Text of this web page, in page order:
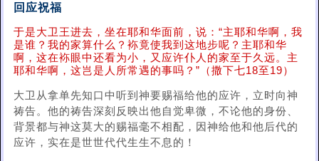
回应祝福
于是大卫王进去，坐在耶和华面前，说：“主耶和华啊，我
是谁？我的家算什么？袮竟使我到这地步呢？主耶和华
啊，这在袮眼中还看为小，又应许仆人的家至于久远。主
耶和华啊，这岂是人所常遇的事吗？”（撒下七18至19）
大卫从拿单先知口中听到神要赐福给他的应许，立时向神
祷告。他的祷告深刻反映出他自觉卑微，不论他的身份、
背景都与神这莫大的赐福毫不相配，因神给他和他后代的
应许，实在是世世代代生生不息的！